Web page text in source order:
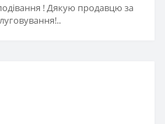
! Дякую продавцю за